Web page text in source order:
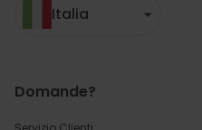
Italia
Domande?